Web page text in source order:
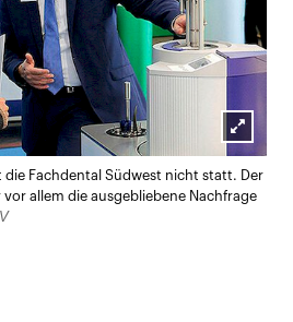
Lightbox
öffnen
die Fachdental Südwest nicht statt. Der
allem die ausgebliebene Nachfrage